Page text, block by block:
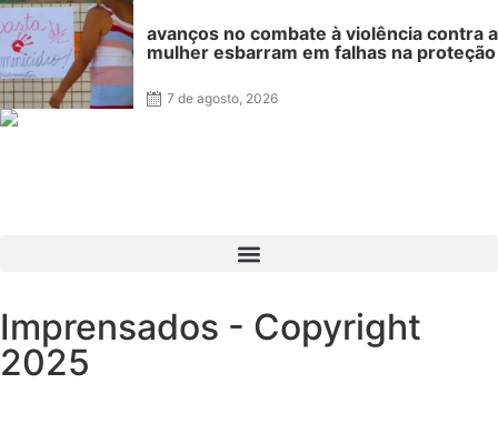
avanços no combate à violência contra a
mulher esbarram em falhas na proteção
7 de agosto, 2026
Imprensados - Copyright
2025